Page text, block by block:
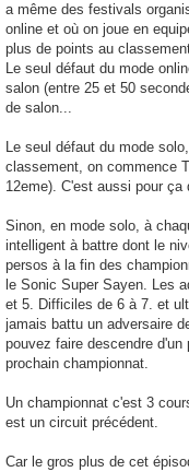
a même des festivals
online et où on joue en
plus de points au
Le seul défaut du mode
salon (entre 25 et 50
de salon...
Le seul défaut du mode
classement, on commence
12eme). C'est aussi pour
Sinon, en mode solo, à
intelligent à battre dont le
persos à la fin des
le Sonic Super Sayen. Les
et 5. Difficiles de 6 à 7. et
jamais battu un adversaire
pouvez faire descendre
prochain championnat.
Un championnat c'est 3
est un circuit précédent.
Car le gros plus de cet